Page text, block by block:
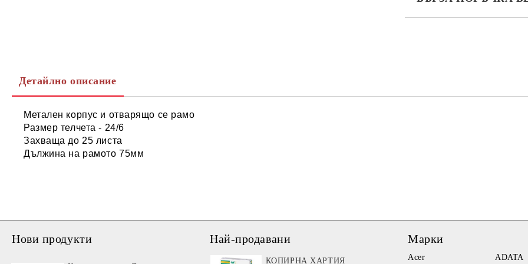
Детайлно описание
Метален корпус и отварящо се рамо
Размер телчета - 24/6
Захваща до 25 листа
Дължина на рамото 75мм
Нови продукти Най-продавани
КОПИРНА ХАРТИЯ
Марки
Acer ADATA